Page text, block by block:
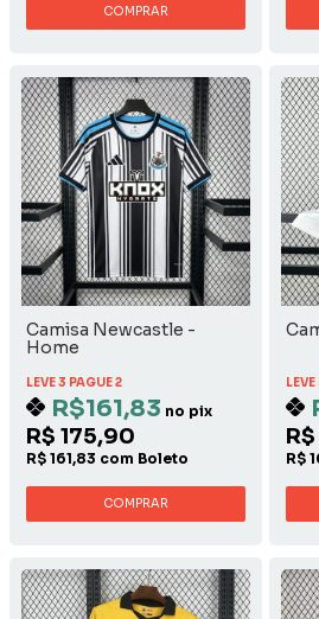
COMPRAR
Camisa Newcastle -
Home
LEVE 3 PAGUE 2
R$161,83 no pix
R$ 175,90
R$ 161,83 com Boleto
COMPRAR
R$